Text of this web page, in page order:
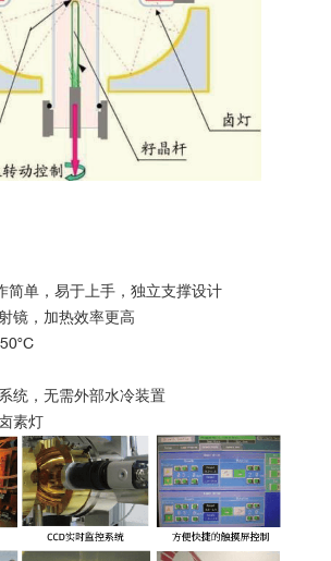
单，易于上手，独立支撑设计
，加热效率更高
，无需外部水冷装置
素灯